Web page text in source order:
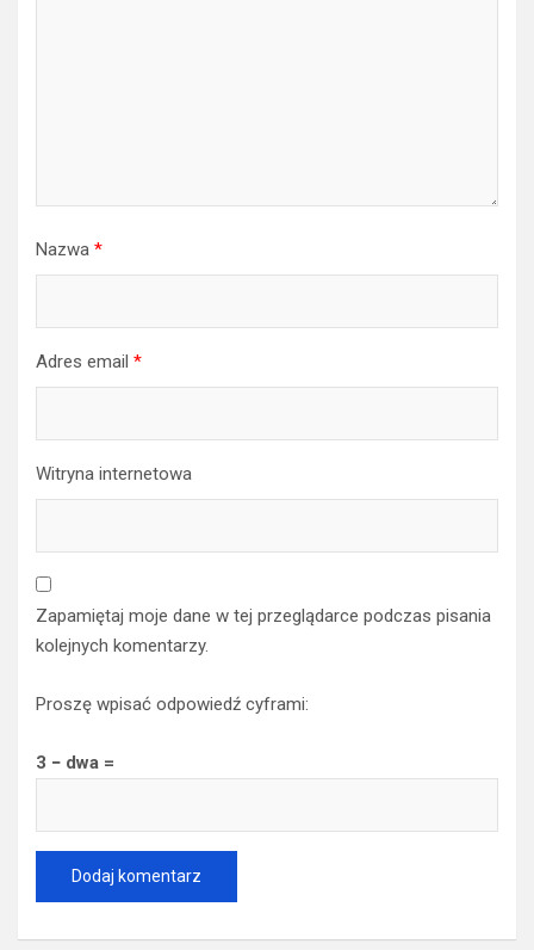
Nazwa *
Adres email *
Witryna internetowa
Zapamiętaj moje dane w tej przeglądarce podczas pisania
kolejnych komentarzy.
Proszę wpisać odpowiedź cyframi:
3 − dwa =